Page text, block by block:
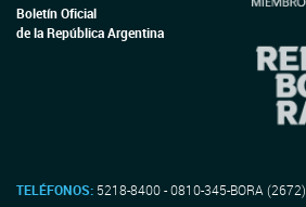
Boletín Oficial
de la República Argentina
TELÉFONOS: 5218-8400 - 0810-345-BORA (2672)